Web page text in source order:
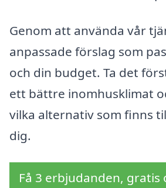
Genom att använda vår
anpassade förslag som
och din budget. Ta det
ett bättre inomhusklimat
vilka alternativ som finns
dig.
Få 3 erbjudanden, gratis